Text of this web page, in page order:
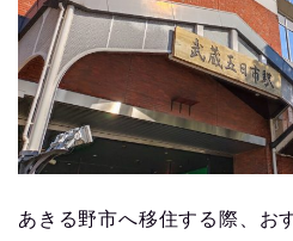
あきる野市へ移住する際、お